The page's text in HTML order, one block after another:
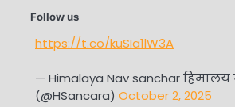
Follow us
https://t.co/kuSIa1lW3A
— Himalaya Nav sanchar
(@HSancara) October 2, 2025